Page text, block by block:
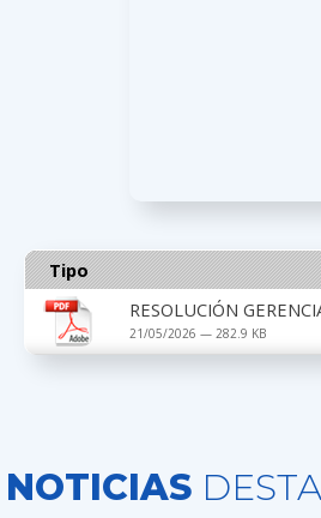
Tipo
RESOLUCIÓN
21/05/2026 — 282.9 KB
NOTICIAS